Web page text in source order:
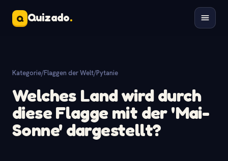
Q Quizado.
Kategorie/Flaggen der Welt/Pytanie
Welches Land wird durch
diese Flagge mit der 'Mai-
Sonne' dargestellt?